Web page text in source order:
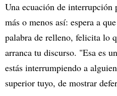
Una ecuación de interrupción
más o menos así: espera a
palabra de relleno, felicita lo
arranca tu discurso. "Esa es
estás interrumpiendo a
superior tuyo, de mostrar